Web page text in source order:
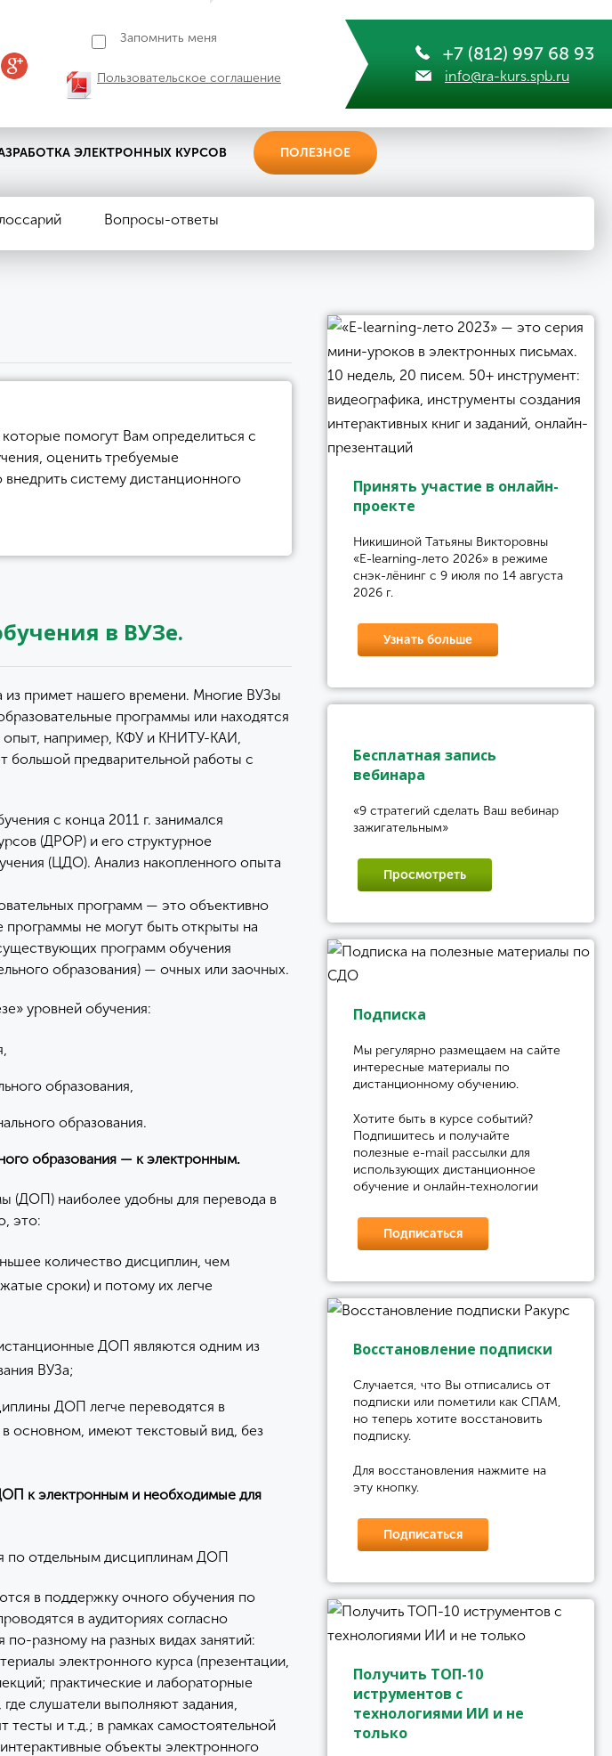
Запомнить меня
Пользовательское соглашение
+7 (812) 997 68 93
info@ra-kurs.spb.ru
ЭЛЕКТРОННЫХ КУРСОВ ПОЛЕЗНОЕ
Вопросы-ответы
помогут Вам определиться с
оценить требуемые
систему дистанционного
в ВУЗе.
примет нашего времени. Многие ВУЗы
программы или находятся
опыт, например, КФУ и КНИТУ-КАИ,
большой предварительной работы с
с конца 2011 г. занимался
(ДРОР) и его структурное
(ЦДО). Анализ накопленного опыта
программ — это объективно
не могут быть открыты на
программ обучения
образования) — очных или заочных.
уровней обучения:
образования,
образования.
образования — к электронным.
(ДОП) наиболее удобны для перевода в
это:
количество дисциплин, чем
сроки) и потому их легче
ДОП являются одним из
ВУЗа;
ДОП легче переводятся в
основном, имеют текстовый вид, без
к электронным и необходимые для
по отдельным дисциплинам ДОП
в поддержку очного обучения по
в аудиториях согласно
разному на разных видах занятий:
электронного курса (презентации,
практические и лабораторные
слушатели выполняют задания,
и т.д.; в рамках самостоятельной
объекты электронного
Принять участие в онлайн-
проекте
Никишиной Татьяны Викторовны
«E-learning-лето 2026» в режиме
снэк-лёнинг с 9 июля по 14 августа
2026 г.
Узнать больше
Бесплатная запись
вебинара
«9 стратегий сделать Ваш вебинар
зажигательным»
Просмотреть
Подписка
Мы регулярно размещаем на сайте
интересные материалы по
дистанционному обучению.
Хотите быть в курсе событий?
Подпишитесь и получайте
полезные e-mail рассылки для
использующих дистанционное
обучение и онлайн-технологии
Подписаться
Восстановление подписки
Случается, что Вы отписались от
подписки или пометили как СПАМ,
но теперь хотите восстановить
подписку.
Для восстановления нажмите на
эту кнопку.
Подписаться
Получить ТОП-10
иструментов с
технологиями ИИ и не
только